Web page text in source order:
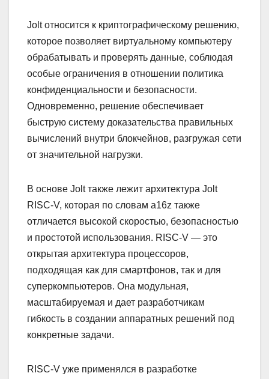
Jolt относится к криптографическому решению,
которое позволяет виртуальному компьютеру
обрабатывать и проверять данные, соблюдая
особые ограничения в отношении политика
конфиденциальности и безопасности.
Одновременно, решение обеспечивает
быструю систему доказательства правильных
вычислений внутри блокчейнов, разгружая сети
от значительной нагрузки.
В основе Jolt также лежит архитектура Jolt
RISC-V, которая по словам a16z также
отличается высокой скоростью, безопасностью
и простотой использования. RISC-V — это
открытая архитектура процессоров,
подходящая как для смартфонов, так и для
суперкомпьютеров. Она модульная,
масштабируемая и дает разработчикам
гибкость в создании аппаратных решений под
конкретные задачи.
RISC-V уже применялся в разработке